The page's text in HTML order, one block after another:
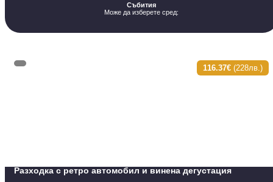
Събития
Може да изберете сред:
116.37€ (228лв.)
Разходка с ретро автомобил и винена дегустация